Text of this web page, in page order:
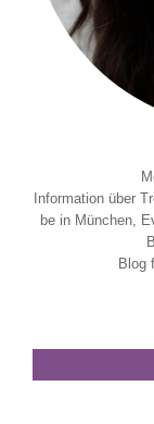
Information über
be in München,
Blog